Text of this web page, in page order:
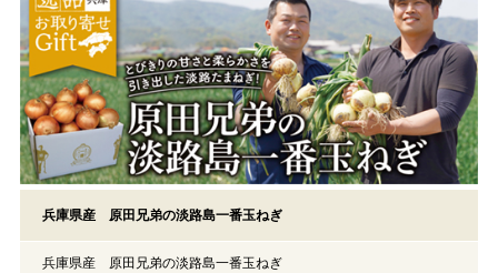
兵庫県産 原田兄弟の淡路島一番玉ねぎ
兵庫県産 原田兄弟の淡路島一番玉ねぎ